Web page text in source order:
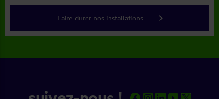
Faire durer nos installations keyboard_arrow_right